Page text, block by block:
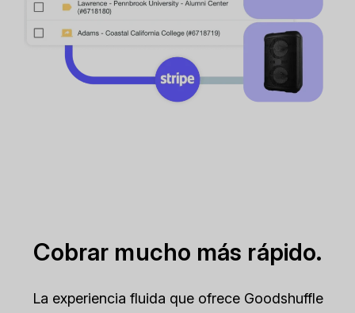
Cobrar mucho más rápido.
La experiencia fluida que ofrece Goodshuffle